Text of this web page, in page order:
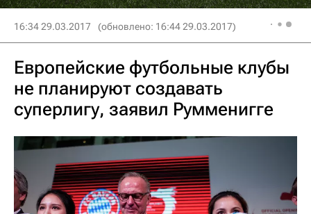
16:34 29.03.2017 (обновлено: 16:44 29.03.2017)
Европейские футбольные клубы
не планируют создавать
суперлигу, заявил Румменигге